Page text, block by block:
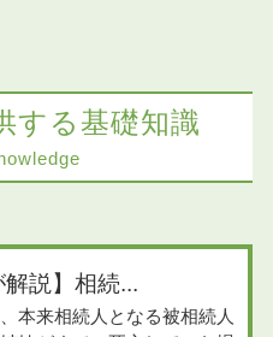
する基礎知識
解説】相続...
本来相続人となる被相続人